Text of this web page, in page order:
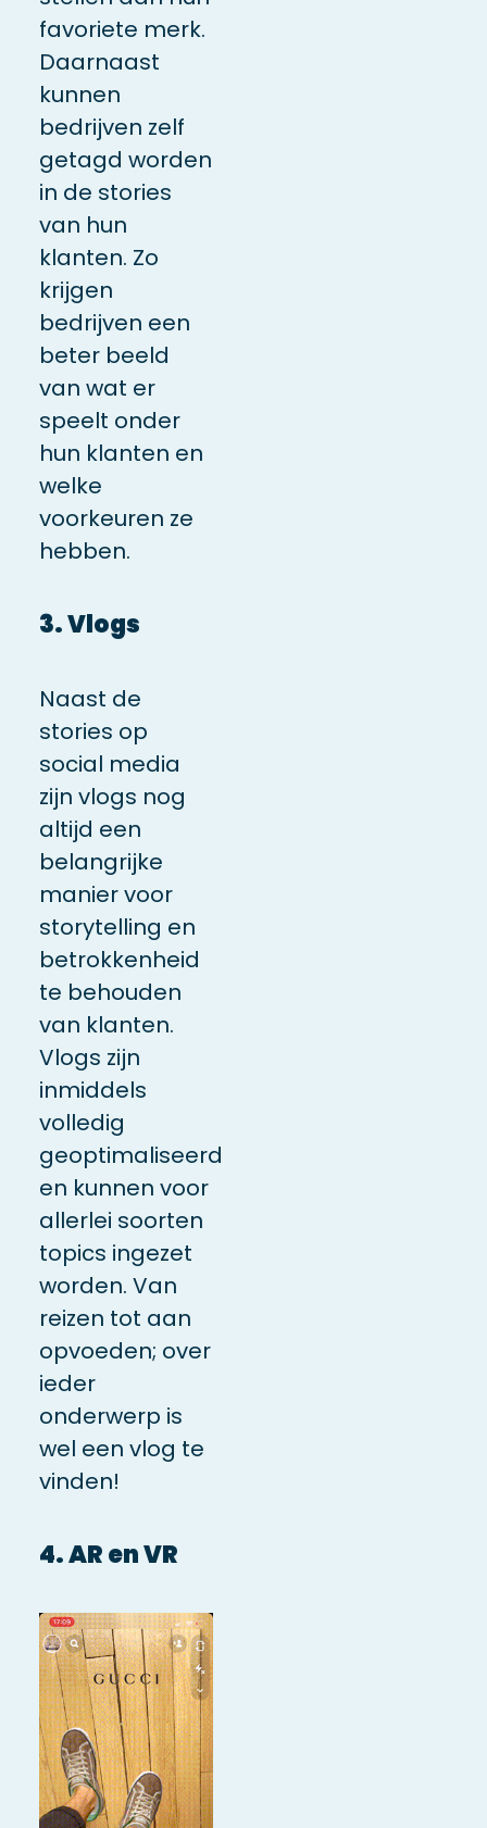
favoriete merk.
Daarnaast
kunnen
bedrijven zelf
getagd worden
in de stories
van hun
klanten. Zo
krijgen
bedrijven een
beter beeld
van wat er
speelt onder
hun klanten en
welke
voorkeuren ze
hebben.
3. Vlogs
Naast de
stories op
social media
zijn vlogs nog
altijd een
belangrijke
manier voor
storytelling en
betrokkenheid
te behouden
van klanten.
Vlogs zijn
inmiddels
volledig
geoptimaliseerd
en kunnen voor
allerlei soorten
topics ingezet
worden. Van
reizen tot aan
opvoeden; over
ieder
onderwerp is
wel een vlog te
vinden!
4. AR en VR